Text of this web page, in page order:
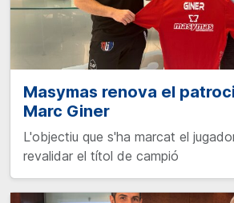
Masymas renova el
Marc Giner
L'objectiu que s'ha marcat el
revalidar el títol de campió